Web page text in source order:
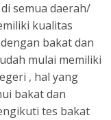
semua daerah/
kualitas
bakat dan
mulai memiliki
, hal yang
bakat dan
tes bakat